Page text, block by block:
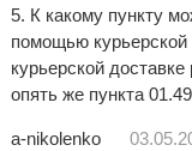
5. К какому пункту
помощью курьерской
курьерской
опять же пункта
a-nikolenko